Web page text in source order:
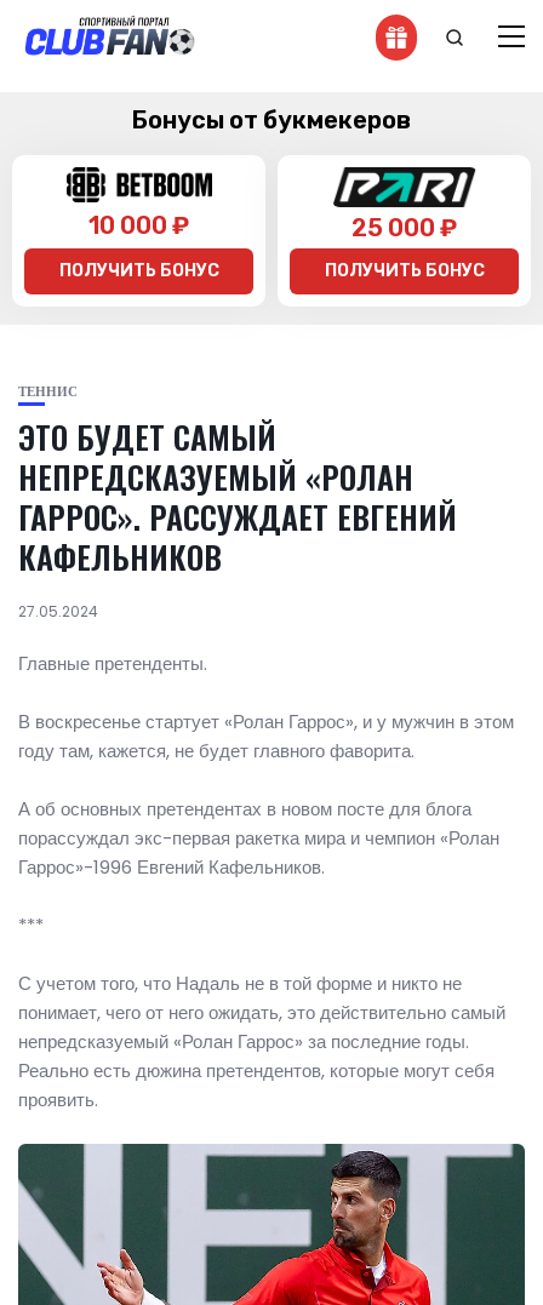
Бонусы от букмекеров
10 000 ₽
ПОЛУЧИТЬ БОНУС
25 000 ₽
ПОЛУЧИТЬ БОНУС
ТЕННИС
ЭТО БУДЕТ САМЫЙ
НЕПРЕДСКАЗУЕМЫЙ «РОЛАН
ГАРРОС». РАССУЖДАЕТ ЕВГЕНИЙ
КАФЕЛЬНИКОВ
27.05.2024
Главные претенденты.
В воскресенье стартует «Ролан Гаррос», и у мужчин в этом
году там, кажется, не будет главного фаворита.
А об основных претендентах в новом посте для блога
порассуждал экс-первая ракетка мира и чемпион «Ролан
Гаррос»-1996 Евгений Кафельников.
***
С учетом того, что Надаль не в той форме и никто не
понимает, чего от него ожидать, это действительно самый
непредсказуемый «Ролан Гаррос» за последние годы.
Реально есть дюжина претендентов, которые могут себя
проявить.